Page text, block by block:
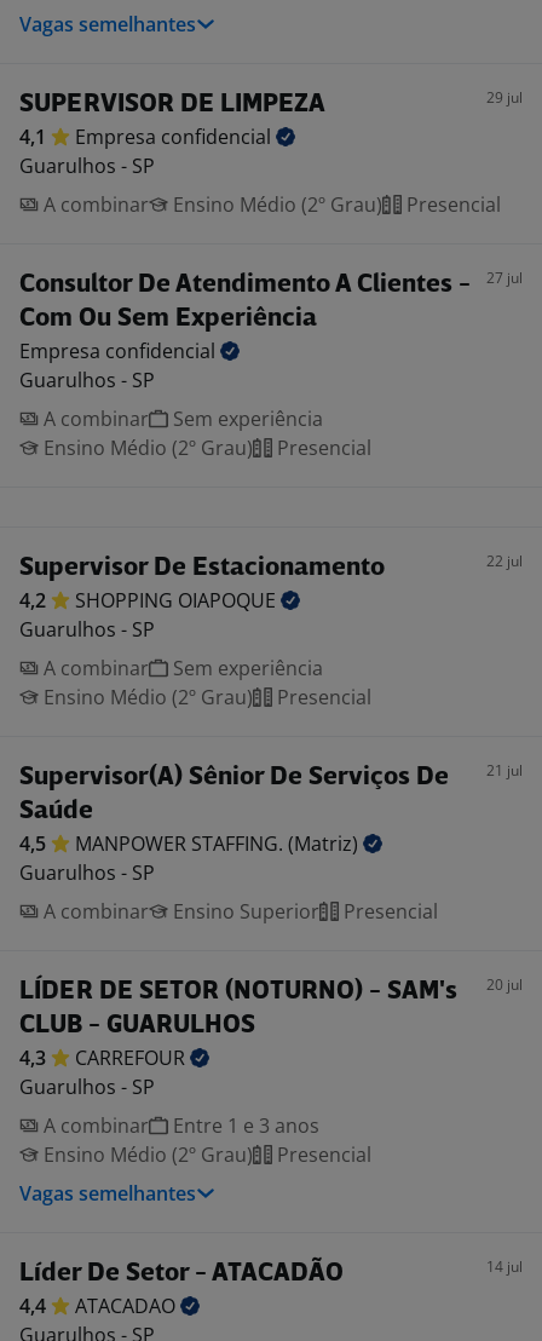
Vagas semelhantes
SUPERVISOR DE LIMPEZA 29 jul
4,1 Empresa confidencial
Guarulhos - SP
A combinar
Ensino Médio (2º Grau) Presencial
Consultor De Atendimento A Clientes -
Com Ou Sem Experiência
27 jul
Empresa confidencial
Guarulhos - SP
A combinar
Sem experiência
Ensino Médio (2º Grau)
Presencial
Supervisor De Estacionamento 22 jul
4,2 SHOPPING OIAPOQUE
Guarulhos - SP
A combinar
Sem experiência
Ensino Médio (2º Grau)
Presencial
Supervisor(A) Sênior De Serviços De
Saúde
21 jul
4,5 MANPOWER STAFFING. (Matriz)
Guarulhos - SP
A combinar
Ensino Superior Presencial
LÍDER DE SETOR (NOTURNO) - SAM's
CLUB - GUARULHOS
20 jul
4,3
CARREFOUR
Guarulhos - SP
A combinar
Entre 1 e 3 anos
Ensino Médio (2º Grau)
Presencial
Vagas semelhantes
Líder De Setor - ATACADÃO 14 jul
4,4
ATACADAO
Guarulhos - SP